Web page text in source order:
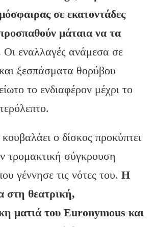
σε εκατοντάδες
μάταια να τα
Οι εναλλαγές ανάμεσα σε
ξεσπάσματα θορύβου
το ενδιαφέρον μέχρι το
ο δίσκος προκύπτει
τρομακτική σύγκρουση
γέννησε τις νότες του. Η
στη θεατρική,
ματιά του Euronymous και